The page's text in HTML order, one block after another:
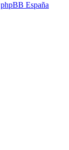
phpBB España